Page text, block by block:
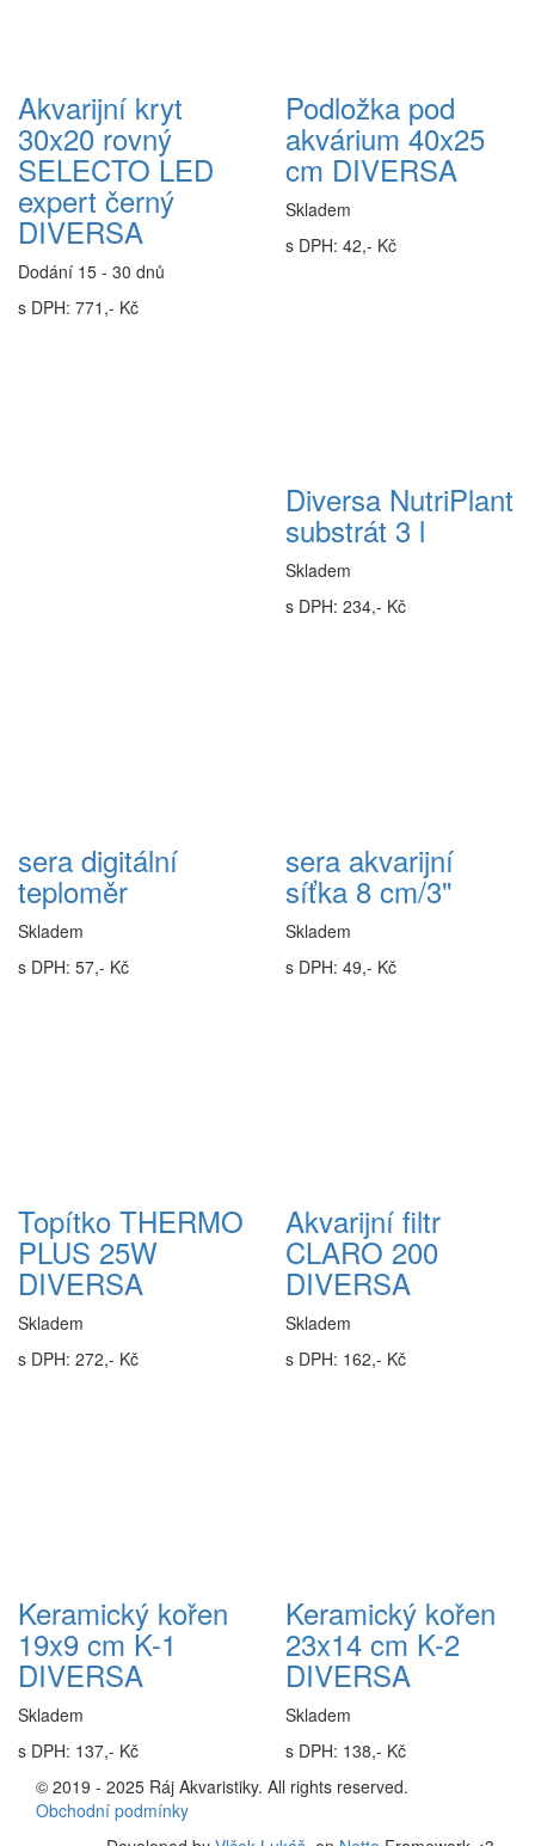
Akvarijní kryt
30x20 rovný
SELECTO LED
expert černý
DIVERSA
Dodání 15 - 30 dnů
s DPH: 771,- Kč
Podložka pod
akvárium 40x25
cm DIVERSA
Skladem
s DPH: 42,- Kč
Diversa NutriPlant
substrát 3 l
Skladem
s DPH: 234,- Kč
sera digitální
teploměr
Skladem
s DPH: 57,- Kč
sera akvarijní
síťka 8 cm/3"
Skladem
s DPH: 49,- Kč
Topítko THERMO
PLUS 25W
DIVERSA
Skladem
s DPH: 272,- Kč
Akvarijní filtr
CLARO 200
DIVERSA
Skladem
s DPH: 162,- Kč
Keramický kořen
19x9 cm K-1
DIVERSA
Skladem
s DPH: 137,- Kč
Keramický kořen
23x14 cm K-2
DIVERSA
Skladem
s DPH: 138,- Kč
© 2019 - 2025 Ráj Akvaristiky. All rights reserved.
Obchodní podmínky